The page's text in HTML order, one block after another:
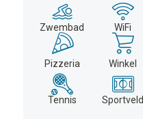
Zwembad WiFi
Pizzeria Winkel
Tennis Sportveld